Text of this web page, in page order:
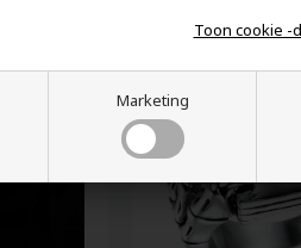
Marketing
Toon cookie -